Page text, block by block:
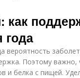
как
года
вероятность
Поэтому
и белка с пищей.